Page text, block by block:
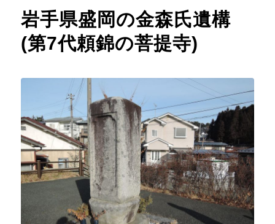
岩手県盛岡の金森氏遺構
(第7代頼錦の菩提寺)